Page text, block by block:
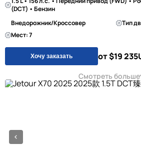
(DCT) • Бензин
Внедорожник/Кроссовер
Тип
Мест: 7
Хочу заказать от $19 235
Смотреть больше